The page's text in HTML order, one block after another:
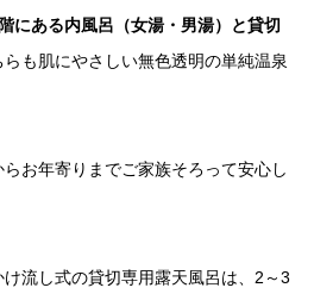
にある内風呂（女湯・男湯）と貸切
も肌にやさしい無色透明の単純温泉
お年寄りまでご家族そろって安心し
流し式の貸切専用露天風呂は、2～3